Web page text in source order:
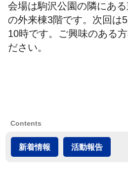
会場は駒沢公園の隣にあ
の外来棟3階です。次回は
10時です。ご興味のある
ださい。
Contents
新着情報 活動報告